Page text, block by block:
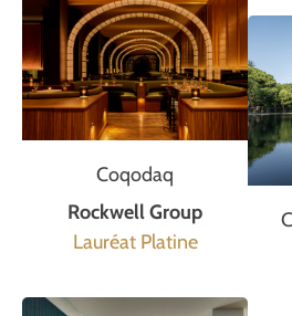
Coqodaq
Rockwell Group
Lauréat Platine